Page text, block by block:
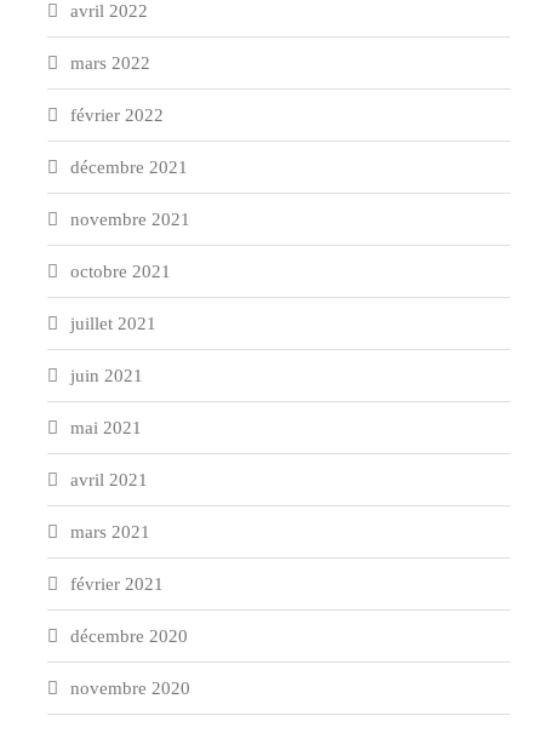
avril 2022
mars 2022
février 2022
décembre 2021
novembre 2021
octobre 2021
juillet 2021
juin 2021
mai 2021
avril 2021
mars 2021
février 2021
décembre 2020
novembre 2020